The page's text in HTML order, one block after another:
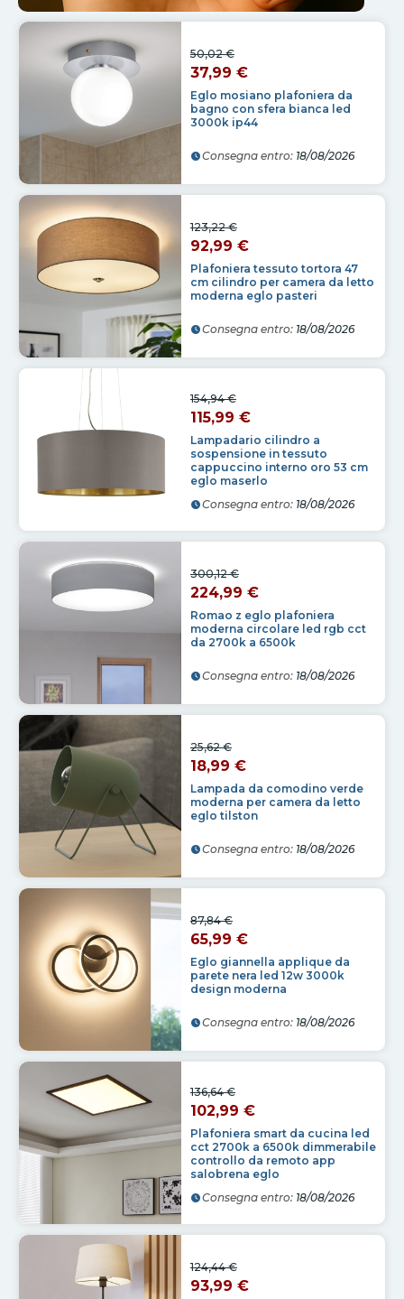
Eglo mosiano plafoniera da
bagno con sfera bianca led
3000k ip44
50,02 €
37,99 €
Consegna entro: 18/08/2026
Plafoniera tessuto tortora 47
cm cilindro per camera da letto
moderna eglo pasteri
123,22 €
92,99 €
Consegna entro: 18/08/2026
Lampadario cilindro a
sospensione in tessuto
cappuccino interno oro 53 cm
eglo maserlo
154,94 €
115,99 €
Consegna entro: 18/08/2026
Romao z eglo plafoniera
moderna circolare led rgb cct
da 2700k a 6500k
300,12 €
224,99 €
Consegna entro: 18/08/2026
Lampada da comodino verde
moderna per camera da letto
eglo tilston
25,62 €
18,99 €
Consegna entro: 18/08/2026
Eglo giannella applique da
parete nera led 12w 3000k
design moderna
87,84 €
65,99 €
Consegna entro: 18/08/2026
Plafoniera smart da cucina led
cct 2700k a 6500k dimmerabile
controllo da remoto app
salobrena eglo
136,64 €
102,99 €
Consegna entro: 18/08/2026
124,44 €
93,99 €